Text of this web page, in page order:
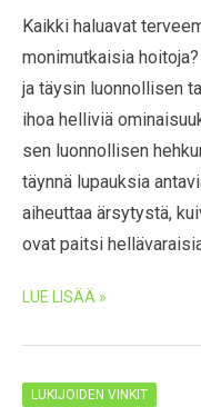
Kaikki haluavat
monimutkaisia
ja täysin luonnollisen
ihoa helliviä
sen luonnollisen
täynnä lupauksia
aiheuttaa ärsytystä,
ovat paitsi
LUE LISÄÄ »
LUKIJOIDEN VINKIT